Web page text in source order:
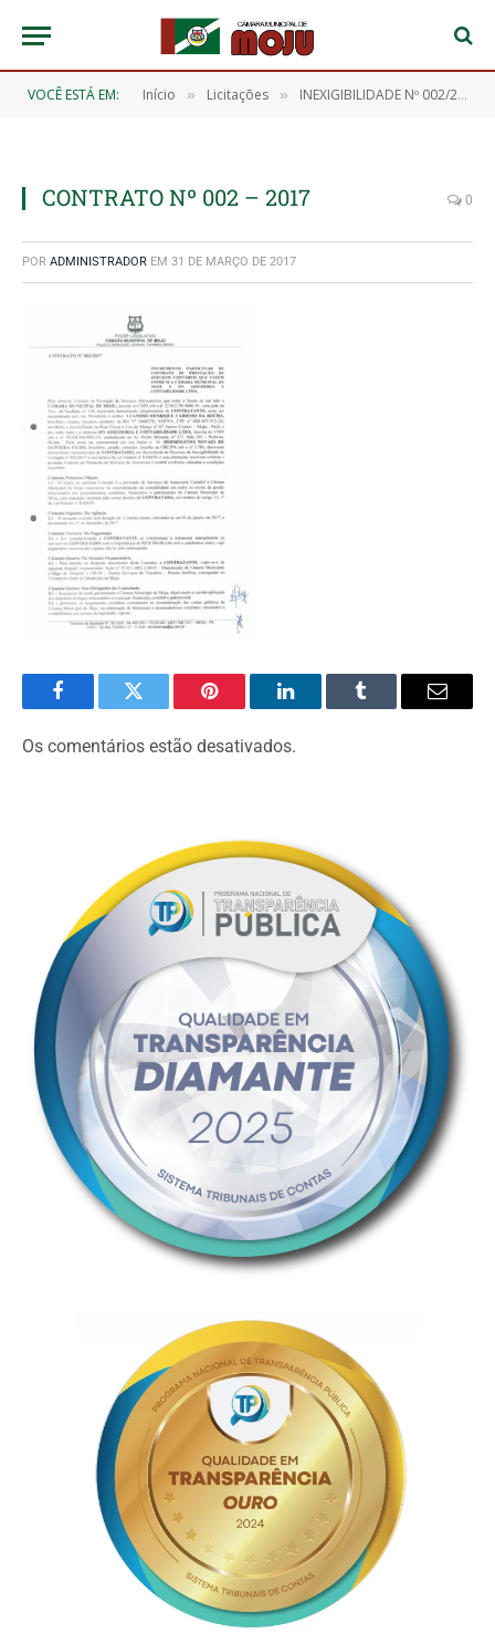
VOCÊ ESTÁ EM: Início » Licitações » INEXIGIBILIDADE Nº 002/2017
CONTRATO Nº 002 – 2017 0
POR ADMINISTRADOR EM 31 DE MARÇO DE 2017
FacebookTwitter Pinterest O
LinkedIn
Tumblr
E-
Os comentários estão desativados.